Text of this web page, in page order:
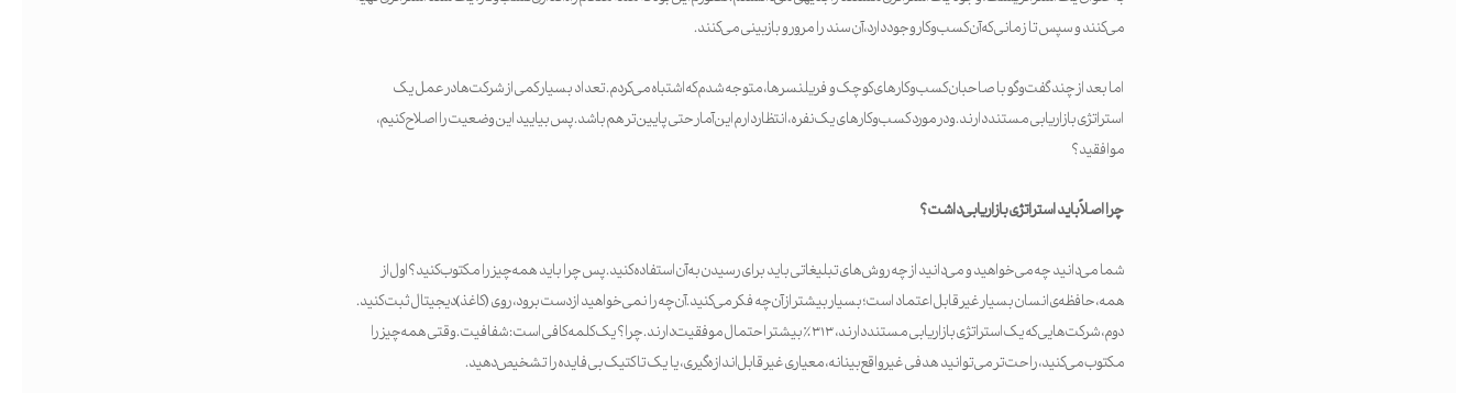
می‌کنند و سپس تا زمانی که آن کسب‌وکار وجود دارد، آن سند را مرور و بازبینی می‌کنند.
اما بعد از چند گفت‌وگو با صاحبان کسب‌وکارهای کوچک و فریلنسرها، متوجه شدم که اشتباه می‌کردم. تعداد بسیار کمی از شرکت‌ها در عمل یک
استراتژی بازاریابی مستند دارند. و در مورد کسب‌وکارهای یک‌نفره، انتظار دارم این آمار حتی پایین‌تر هم باشد. پس بیایید این وضعیت را اصلاح کنیم،
موافقید؟
چرا اصلاً باید استراتژی بازاریابی داشت؟
شما می‌دانید چه می‌خواهید و می‌دانید از چه روش‌های تبلیغاتی باید برای رسیدن به آن استفاده کنید. پس چرا باید همه‌چیز را مکتوب کنید؟ اول از
همه، حافظه‌ی انسان بسیار غیرقابل اعتماد است؛ بسیار بیشتر از آن‌چه فکر می‌کنید. آن‌چه را نمی‌خواهید از دست برود، روی (کاغذ) دیجیتال ثبت کنید.
دوم، شرکت‌هایی که یک استراتژی بازاریابی مستند دارند، ۳۱۳٪ بیشتر احتمال موفقیت دارند. چرا؟ یک کلمه کافی است: شفافیت. وقتی همه‌چیز را
مکتوب می‌کنید، راحت‌تر می‌توانید هدفی غیرواقع‌بینانه، معیاری غیرقابل‌اندازه‌گیری، یا یک تاکتیک بی‌فایده را تشخیص دهید.